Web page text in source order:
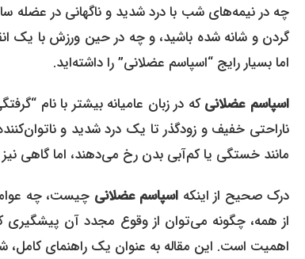
چه در نیمه‌های شب با درد شدید و ناگهانی در عضله
گردن و شانه شده باشید، و چه در حین ورزش با یک
اما بسیار رایج “اسپاسم عضلانی” را داشته‌اید.
اسپاسم عضلانیکه در زبان عامیانه بیشتر با نام
ناراحتی خفیف و زودگذر تا یک درد شدید و
مانند خستگی یا کم‌آبی بدن رخ می‌دهند، اما گاهی
درک صحیح از اینکه اسپاسم عضلانی چیست، چه
از همه، چگونه می‌توان از وقوع مجدد آن پیشگیری
اهمیت است. این مقاله به عنوان یک راهنمای کامل،